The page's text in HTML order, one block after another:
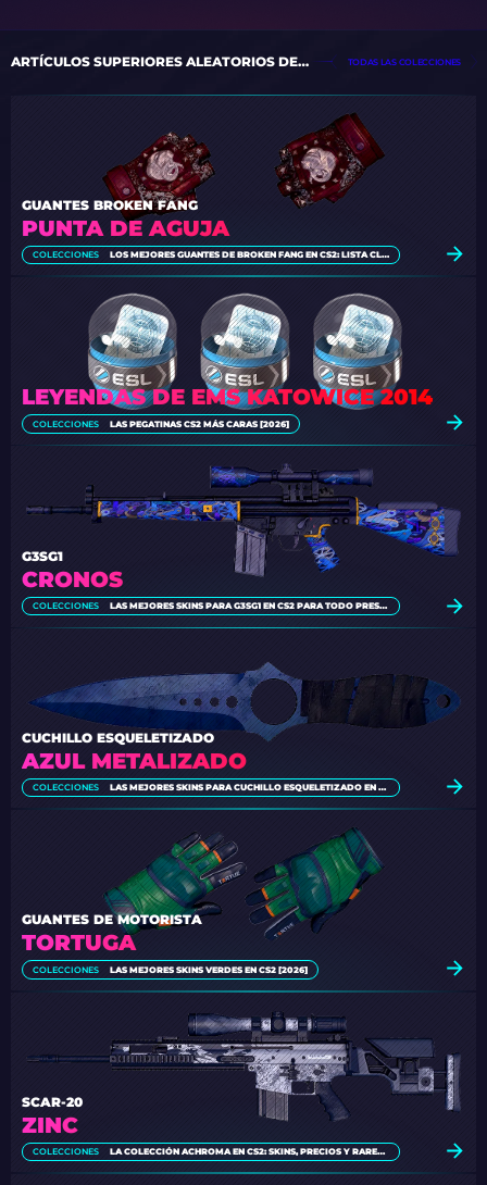
ARTÍCULOS SUPERIORES ALEATORIOS DE LAS COLECCIONES TODAS LAS COLECCIONES
PUNTA DE AGUJA
GUANTES BROKEN FANG
COLECCIONES LOS MEJORES GUANTES DE BROKEN FANG EN CS2: LISTA CLASIFICADA [2026]
LEYENDAS DE EMS KATOWICE 2014
COLECCIONES LAS PEGATINAS CS2 MÁS CARAS [2026]
CRONOS
G3SG1
COLECCIONES LAS MEJORES SKINS PARA G3SG1 EN CS2 PARA TODO PRESUPUESTO
AZUL METALIZADO
CUCHILLO ESQUELETIZADO
COLECCIONES LAS MEJORES SKINS PARA CUCHILLO ESQUELETIZADO EN CS2 [2026]
TORTUGA
GUANTES DE MOTORISTA
COLECCIONES LAS MEJORES SKINS VERDES EN CS2 [2026]
ZINC
SCAR-20
COLECCIONES LA COLECCIÓN ACHROMA EN CS2: SKINS, PRECIOS Y RAREZA